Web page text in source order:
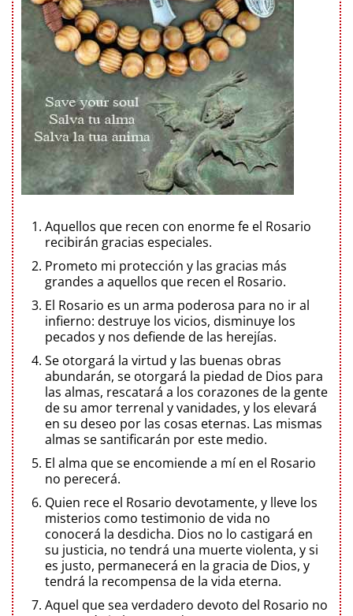
Aquellos que recen con enorme fe el Rosario
recibirán gracias especiales.
Prometo mi protección y las gracias más
grandes a aquellos que recen el Rosario.
El Rosario es un arma poderosa para no ir al
infierno: destruye los vicios, disminuye los
pecados y nos defiende de las herejías.
Se otorgará la virtud y las buenas obras
abundarán, se otorgará la piedad de Dios para
las almas, rescatará a los corazones de la gente
de su amor terrenal y vanidades, y los elevará
en su deseo por las cosas eternas. Las mismas
almas se santificarán por este medio.
El alma que se encomiende a mí en el Rosario
no perecerá.
Quien rece el Rosario devotamente, y lleve los
misterios como testimonio de vida no
conocerá la desdicha. Dios no lo castigará en
su justicia, no tendrá una muerte violenta, y si
es justo, permanecerá en la gracia de Dios, y
tendrá la recompensa de la vida eterna.
Aquel que sea verdadero devoto del Rosario no